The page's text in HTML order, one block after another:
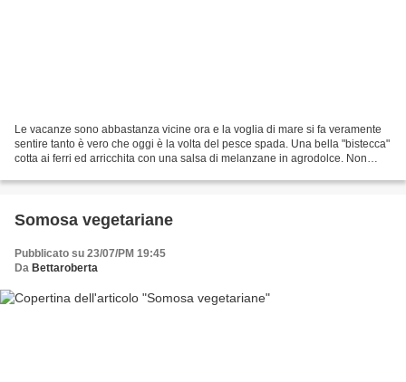
Le vacanze sono abbastanza vicine ora e la voglia di mare si fa veramente
sentire tanto è vero che oggi è la volta del pesce spada. Una bella "bistecca"
cotta ai ferri ed arricchita con una salsa di melanzane in agrodolce. Non
Somosa vegetariane
Pubblicato su 23/07/PM 19:45
Da Bettaroberta